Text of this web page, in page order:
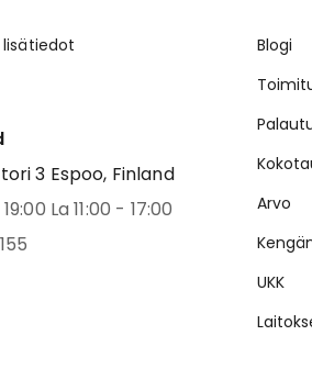
3 Espoo, Finland
La 11:00 - 17:00
Blogi
Arvo
UKK